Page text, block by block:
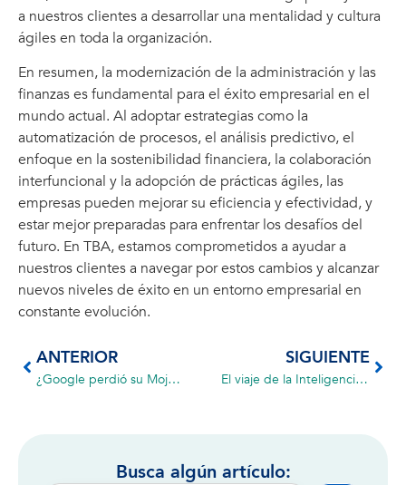
a nuestros clientes a desarrollar una mentalidad y cultura
ágiles en toda la organización.
En resumen, la modernización de la administración y las
finanzas es fundamental para el éxito empresarial en el
mundo actual. Al adoptar estrategias como la
automatización de procesos, el análisis predictivo, el
enfoque en la sostenibilidad financiera, la colaboración
interfuncional y la adopción de prácticas ágiles, las
empresas pueden mejorar su eficiencia y efectividad, y
estar mejor preparadas para enfrentar los desafíos del
futuro. En TBA, estamos comprometidos a ayudar a
nuestros clientes a navegar por estos cambios y alcanzar
nuevos niveles de éxito en un entorno empresarial en
constante evolución.
ANTERIOR
¿Google perdió su Mojo? Un análisis sobre la relevancia actual del gigante tecnológico.
SIGUIENTE
El viaje de la Inteligencia Artificial. Destino: desconocido 🚀
Busca algún artículo: